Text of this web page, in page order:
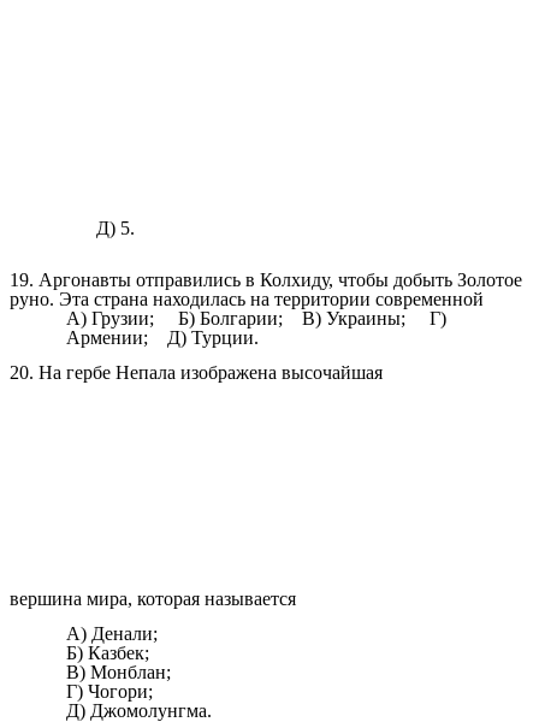
Д) 5.
19. Аргонавты отправились в Колхиду, чтобы добыть Золотое
руно. Эта страна находилась на территории современной
А) Грузии; Б) Болгарии; В) Украины; Г)
Армении; Д) Турции.
20. На гербе Непала изображена высочайшая
вершина мира, которая называется
А) Денали;
Б) Казбек;
В) Монблан;
Г) Чогори;
Д) Джомолунгма.